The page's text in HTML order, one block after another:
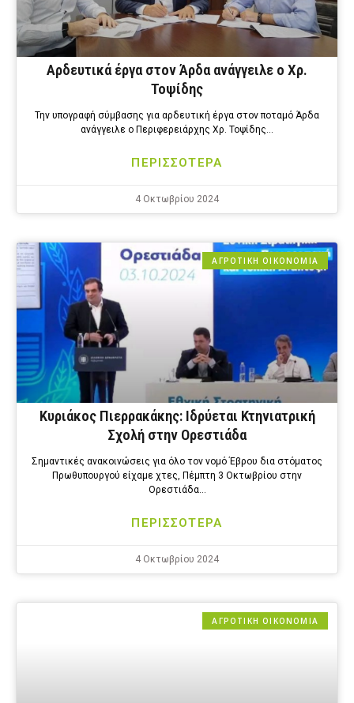
Αρδευτικά έργα στον Άρδα ανάγγειλε ο Χρ.
Τοψίδης
Την υπογραφή σύμβασης για αρδευτική έργα στον ποταμό Άρδα
ανάγγειλε ο Περιφερειάρχης Χρ. Τοψίδης…
ΠΕΡΙΣΣΟΤΕΡΑ
4 Οκτωβρίου 2024
ΑΓΡΟΤΙΚΗ ΟΙΚΟΝΟΜΙΑ
Κυριάκος Πιερρακάκης: Ιδρύεται Κτηνιατρική
Σχολή στην Ορεστιάδα
Σημαντικές ανακοινώσεις για όλο τον νομό Έβρου δια στόματος
Πρωθυπουργού είχαμε χτες, Πέμπτη 3 Οκτωβρίου στην
Ορεστιάδα…
ΠΕΡΙΣΣΟΤΕΡΑ
4 Οκτωβρίου 2024
ΑΓΡΟΤΙΚΗ ΟΙΚΟΝΟΜΙΑ